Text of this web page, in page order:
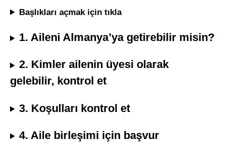
Başlıkları açmak için tıkla
1. Aileni Almanya’ya getirebilir misin?
2. Kimler ailenin üyesi olarak
gelebilir, kontrol et
3. Koşulları kontrol et
4. Aile birleşimi için başvur